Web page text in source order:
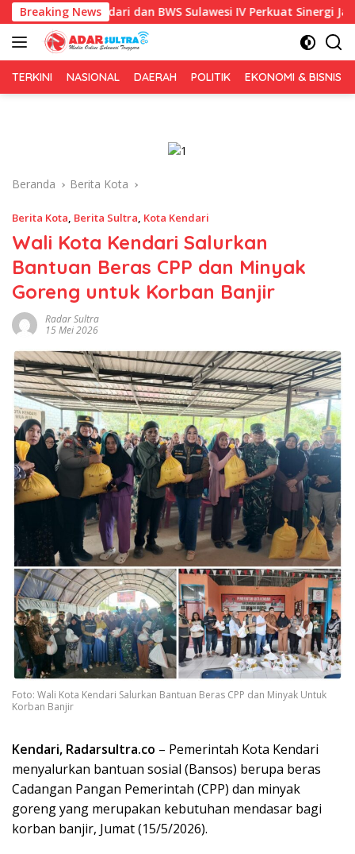
Langsung
ke
konten
Breaking News
Kendari dan BWS Sulawesi IV Perkuat Sinergi Jaga Irigasi
TERKINI NASIONAL DAERAH POLITIK EKONOMI & BISNIS
Beranda Berita Kota
Berita Kota, Berita Sultra, Kota Kendari
Wali Kota Kendari Salurkan
Bantuan Beras CPP dan Minyak
Goreng untuk Korban Banjir
Radar Sultra
15 Mei 2026
Foto: Wali Kota Kendari Salurkan Bantuan Beras CPP dan Minyak Untuk
Korban Banjir
Kendari, Radarsultra.co – Pemerintah Kota Kendari
menyalurkan bantuan sosial (Bansos) berupa beras
Cadangan Pangan Pemerintah (CPP) dan minyak
goreng yang merupakan kebutuhan mendasar bagi
korban banjir, Jumat (15/5/2026).